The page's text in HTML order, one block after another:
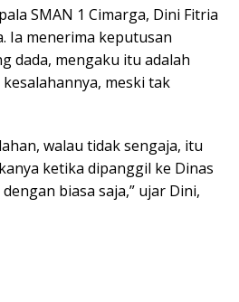
SMAN 1 Cimarga, Dini Fitria
Ia menerima keputusan
dada, mengaku itu adalah
meski tak
walau tidak sengaja, itu
ketika dipanggil ke Dinas
biasa saja,” ujar Dini,